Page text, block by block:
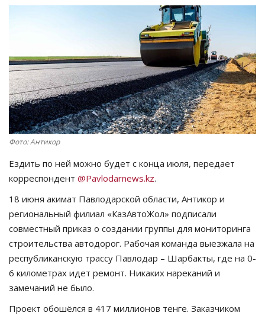
СПОРТ
Чек-лист
РАЗВЛЕЧЕНИЯ
OFFICIAL
Курултай
Язык
Қазақша Русский
Фото: Антикор
Ездить по ней можно будет с конца июля, передает
корреспондент @Pavlodarnews.kz.
18 июня акимат Павлодарской области, Антикор и
региональный филиал «КазАвтоЖол» подписали
совместный приказ о создании группы для мониторинга
строительства автодорог. Рабочая команда выезжала на
республиканскую трассу Павлодар – Шарбакты, где на 0-
6 километрах идет ремонт. Никаких нареканий и
замечаний не было.
Проект обошёлся в 417 миллионов тенге. Заказчиком